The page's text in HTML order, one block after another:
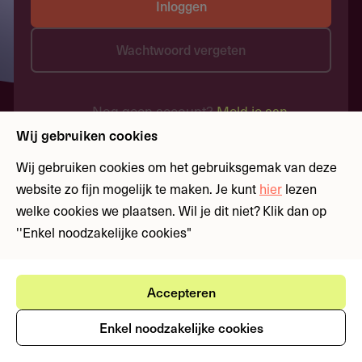
Inloggen
Wachtwoord vergeten
Nog geen account?Meld je aan
Wij gebruiken cookies
Wij gebruiken cookies om het gebruiksgemak van deze
website zo fijn mogelijk te maken. Je kunt hier lezen
welke cookies we plaatsen. Wil je dit niet? Klik dan op
''Enkel noodzakelijke cookies"
Accepteren
Enkel noodzakelijke cookies